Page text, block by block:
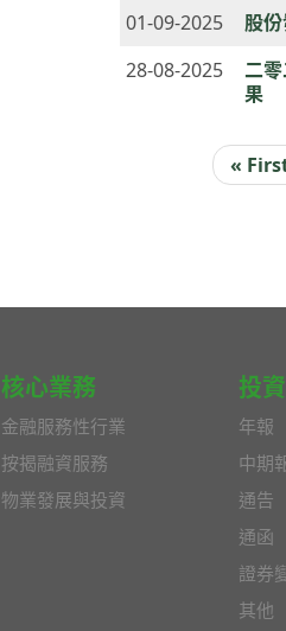
01-09-2025
股
28-08-2025
二
果
First
page
«
核心業務
金融服務性行業
按揭融資服務
物業發展與投資
投
年報
中期
通告
通函
證券
其他